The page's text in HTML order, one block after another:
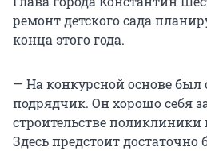
ремонт детского сада
конца этого года.
— На конкурсной основе
подрядчик. Он хорошо себя
строительстве поликлиники
Здесь предстоит